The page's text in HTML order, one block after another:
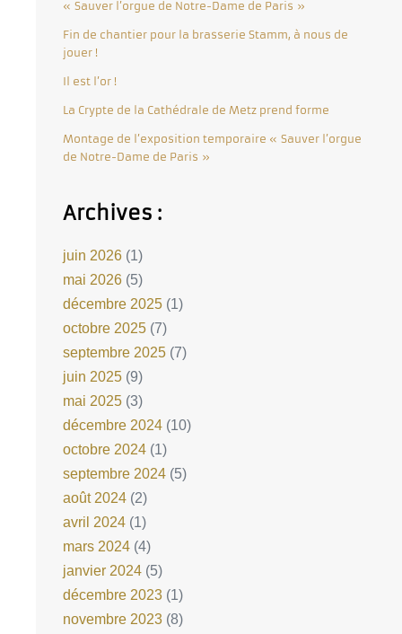
« Sauver l’orgue de Notre-Dame de Paris »
Fin de chantier pour la brasserie Stamm, à nous de
jouer !
Il est l’or !
La Crypte de la Cathédrale de Metz prend forme
Montage de l’exposition temporaire « Sauver l’orgue
de Notre-Dame de Paris »
Archives :
juin 2026 (1)
mai 2026 (5)
décembre 2025 (1)
octobre 2025 (7)
septembre 2025 (7)
juin 2025 (9)
mai 2025 (3)
décembre 2024 (10)
octobre 2024 (1)
septembre 2024 (5)
août 2024 (2)
avril 2024 (1)
mars 2024 (4)
janvier 2024 (5)
décembre 2023 (1)
novembre 2023 (8)